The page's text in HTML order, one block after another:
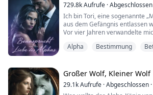
729.8kAufrufe ·Abgeschlossen
Ich bin Tori, eine sogenannte
aus dem Gefängnis entlassen
Vor vier Jahren verwandelte
Omega in eine Gefangene, die
bis zur Unkenntlichkeit
Meine beste Freundin Fiona, die
Stiefschwester ist, ist in den
Alpha Bestimmung
Großer Wolf, Kleiner Wolf
29.1kAufrufe ·Abgeschlossen ·